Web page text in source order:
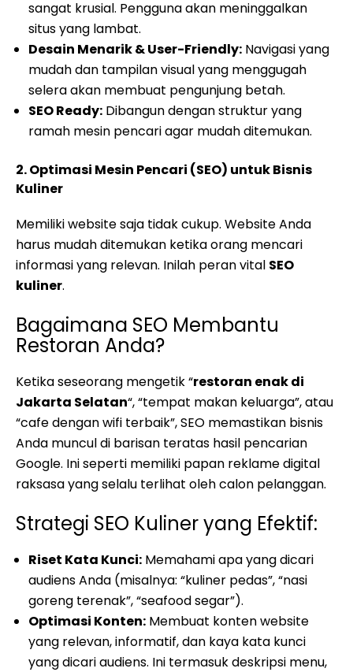
sangat krusial. Pengguna akan meninggalkan
situs yang lambat.
Desain Menarik & User-Friendly: Navigasi yang
mudah dan tampilan visual yang menggugah
selera akan membuat pengunjung betah.
SEO Ready: Dibangun dengan struktur yang
ramah mesin pencari agar mudah ditemukan.
2. Optimasi Mesin Pencari (SEO) untuk Bisnis
Kuliner
Memiliki website saja tidak cukup. Website Anda
harus mudah ditemukan ketika orang mencari
informasi yang relevan. Inilah peran vital SEO
kuliner.
Bagaimana SEO Membantu
Restoran Anda?
Ketika seseorang mengetik “restoran enak di
Jakarta Selatan“, “tempat makan keluarga”, atau
“cafe dengan wifi terbaik”, SEO memastikan bisnis
Anda muncul di barisan teratas hasil pencarian
Google. Ini seperti memiliki papan reklame digital
raksasa yang selalu terlihat oleh calon pelanggan.
Strategi SEO Kuliner yang Efektif:
Riset Kata Kunci: Memahami apa yang dicari
audiens Anda (misalnya: “kuliner pedas”, “nasi
goreng terenak”, “seafood segar”).
Optimasi Konten: Membuat konten website
yang relevan, informatif, dan kaya kata kunci
yang dicari audiens. Ini termasuk deskripsi menu,